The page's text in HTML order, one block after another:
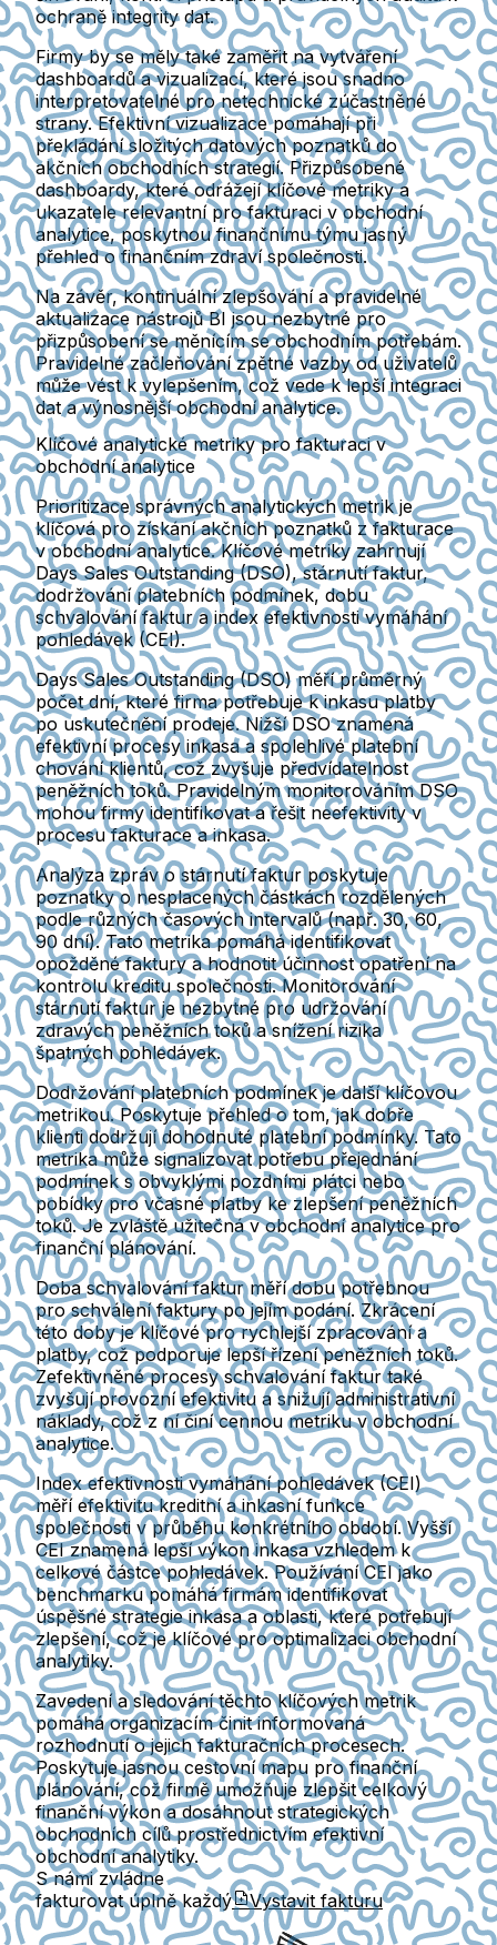
ochraně integrity dat.
Firmy by se měly také zaměřit na vytváření
dashboardů a vizualizací, které jsou snadno
interpretovatelné pro netechnické zúčastněné
strany. Efektivní vizualizace pomáhají při
překládání složitých datových poznatků do
akčních obchodních strategií. Přizpůsobené
dashboardy, které odrážejí klíčové metriky a
ukazatele relevantní pro fakturaci v obchodní
analytice, poskytnou finančnímu týmu jasný
přehled o finančním zdraví společnosti.
Na závěr, kontinuální zlepšování a pravidelné
aktualizace nástrojů BI jsou nezbytné pro
přizpůsobení se měnícím se obchodním potřebám.
Pravidelné začleňování zpětné vazby od uživatelů
může vést k vylepšením, což vede k lepší integraci
dat a výnosnější obchodní analytice.
Klíčové analytické metriky pro fakturaci v
obchodní analytice
Prioritizace správných analytických metrik je
klíčová pro získání akčních poznatků z fakturace
v obchodní analytice. Klíčové metriky zahrnují
Days Sales Outstanding (DSO), stárnutí faktur,
dodržování platebních podmínek, dobu
schvalování faktur a index efektivnosti vymáhání
pohledávek (CEI).
Days Sales Outstanding (DSO) měří průměrný
počet dní, které firma potřebuje k inkasu platby
po uskutečnění prodeje. Nižší DSO znamená
efektivní procesy inkasa a spolehlivé platební
chování klientů, což zvyšuje předvídatelnost
peněžních toků. Pravidelným monitorováním DSO
mohou firmy identifikovat a řešit neefektivity v
procesu fakturace a inkasa.
Analýza zpráv o stárnutí faktur poskytuje
poznatky o nesplacených částkách rozdělených
podle různých časových intervalů (např. 30, 60,
90 dní). Tato metrika pomáhá identifikovat
opožděné faktury a hodnotit účinnost opatření na
kontrolu kreditu společnosti. Monitorování
stárnutí faktur je nezbytné pro udržování
zdravých peněžních toků a snížení rizika
špatných pohledávek.
Dodržování platebních podmínek je další klíčovou
metrikou. Poskytuje přehled o tom, jak dobře
klienti dodržují dohodnuté platební podmínky. Tato
metrika může signalizovat potřebu přejednání
podmínek s obvyklými pozdními plátci nebo
pobídky pro včasné platby ke zlepšení peněžních
toků. Je zvláště užitečná v obchodní analytice pro
finanční plánování.
Doba schvalování faktur měří dobu potřebnou
pro schválení faktury po jejím podání. Zkrácení
této doby je klíčové pro rychlejší zpracování a
platby, což podporuje lepší řízení peněžních toků.
Zefektivněné procesy schvalování faktur také
zvyšují provozní efektivitu a snižují administrativní
náklady, což z ní činí cennou metriku v obchodní
analytice.
Index efektivnosti vymáhání pohledávek (CEI)
měří efektivitu kreditní a inkasní funkce
společnosti v průběhu konkrétního období. Vyšší
CEI znamená lepší výkon inkasa vzhledem k
celkové částce pohledávek. Používání CEI jako
benchmarku pomáhá firmám identifikovat
úspěšné strategie inkasa a oblasti, které potřebují
zlepšení, což je klíčové pro optimalizaci obchodní
analytiky.
Zavedení a sledování těchto klíčových metrik
pomáhá organizacím činit informovaná
rozhodnutí o jejich fakturačních procesech.
Poskytuje jasnou cestovní mapu pro finanční
plánování, což firmě umožňuje zlepšit celkový
finanční výkon a dosáhnout strategických
obchodních cílů prostřednictvím efektivní
obchodní analytiky.
S námi zvládne
fakturovat úplně každý
Vystavit fakturu